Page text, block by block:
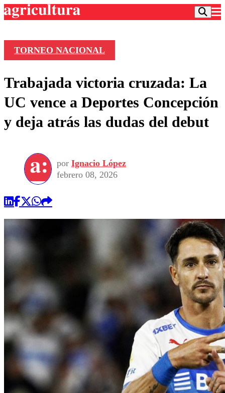
Frecuencias
Agricultura TV
Deportes
Colo Colo
Seleccion Chilena
Torneo Internacional
Universidad de Chile
Entretención
Economía
Internacional
Sustentabilidad
Publicaciones en medios
Opinión
TORNEO NACIONAL
Trabajada victoria cruzada: La
UC vence a Deportes Concepción
y deja atrás las dudas del debut
por Ignacio López
febrero 08, 2026